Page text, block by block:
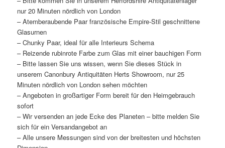
nur 20 Minuten nördlich von London
– Atemberaubende Paar französische Empire-Stil geschnittene
Glasurnen
– Chunky Paar, ideal für alle Interieurs Schema
– Reizende rubinrote Farbe zum Glas mit einer bauchigen Form
– Bitte lassen Sie uns wissen, wenn Sie dieses Stück in
unserem Canonbury Antiquitäten Herts Showroom, nur 25
Minuten nördlich von London sehen möchten
– Angeboten in großartiger Form bereit für den Heimgebrauch
sofort
– Wir versenden an jede Ecke des Planeten – bitte melden Sie
sich für ein Versandangebot an
– Alle unsere Messungen sind von der breitesten und höchsten